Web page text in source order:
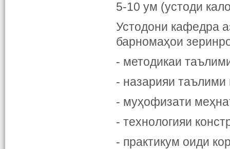
5-10 ум (устоди
Устодони кафедра
барномаҳои
- методикаи
- назарияи таълими
- муҳофизати
- технологияи
- практикум оиди